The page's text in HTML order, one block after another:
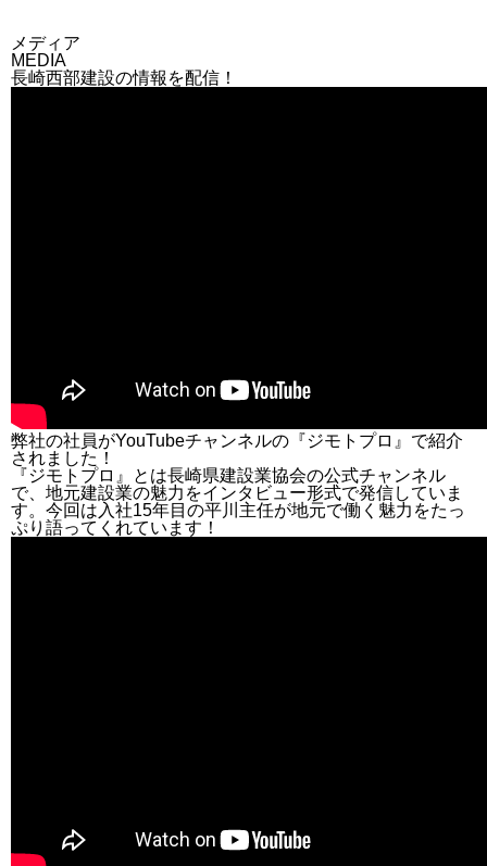
メディア
MEDIA
長崎西部建設の情報を配信！
弊社の社員がYouTubeチャンネルの『ジモトプロ』で紹介
されました！
『ジモトプロ』とは長崎県建設業協会の公式チャンネル
で、地元建設業の魅力をインタビュー形式で発信していま
す。今回は入社15年目の平川主任が地元で働く魅力をたっ
ぷり語ってくれています！